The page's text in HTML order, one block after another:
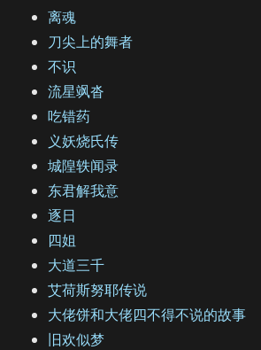
离魂
刀尖上的舞者
不识
流星飒沓
吃错药
义妖烧氏传
城隍轶闻录
东君解我意
逐日
四姐
大道三千
艾荷斯努耶传说
大佬饼和大佬四不得不说的故事
旧欢似梦